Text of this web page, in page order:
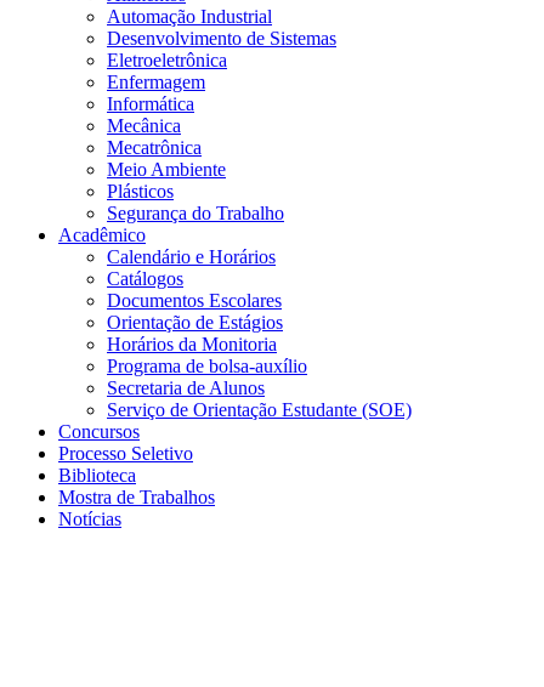
Automação Industrial
Desenvolvimento de Sistemas
Eletroeletrônica
Enfermagem
Informática
Mecânica
Mecatrônica
Meio Ambiente
Plásticos
Segurança do Trabalho
Acadêmico
Calendário e Horários
Catálogos
Documentos Escolares
Orientação de Estágios
Horários da Monitoria
Programa de bolsa-auxílio
Secretaria de Alunos
Serviço de Orientação Estudante (SOE)
Concursos
Processo Seletivo
Biblioteca
Mostra de Trabalhos
Notícias